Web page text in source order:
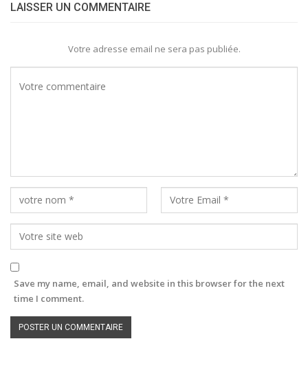
LAISSER UN COMMENTAIRE
Votre adresse email ne sera pas publiée.
Save my name, email, and website in this browser for the next
time I comment.